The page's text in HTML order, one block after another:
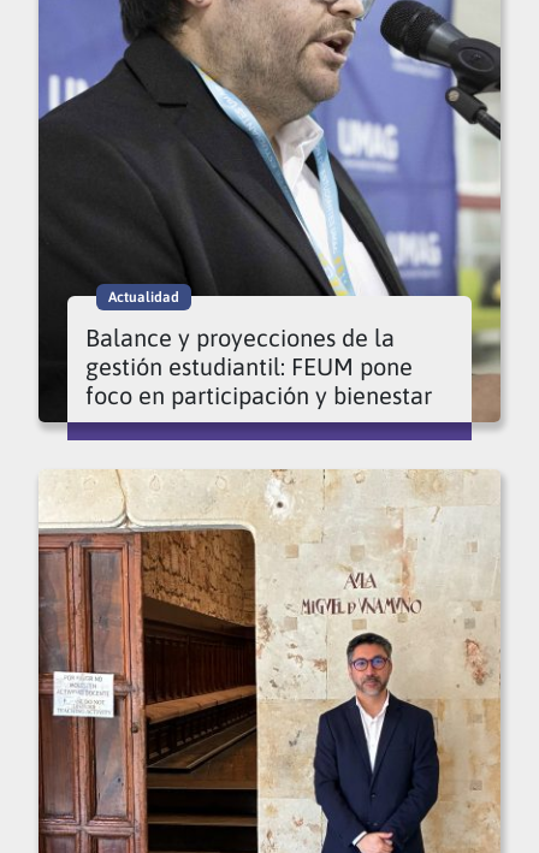
Actualidad
Balance y proyecciones de la
gestión estudiantil: FEUM pone
foco en participación y bienestar